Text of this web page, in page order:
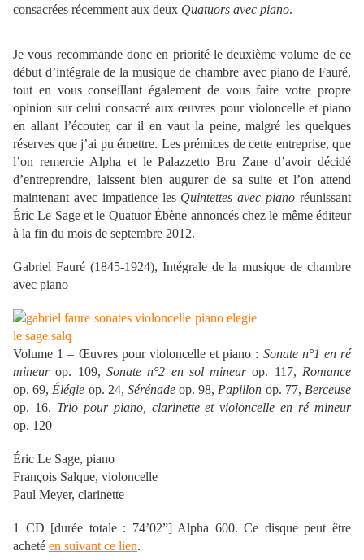
consacrées récemment aux deux Quatuors avec piano.
Je vous recommande donc en priorité le deuxième volume de ce
début d’intégrale de la musique de chambre avec piano de Fauré,
tout en vous conseillant également de vous faire votre propre
opinion sur celui consacré aux œuvres pour violoncelle et piano
en allant l’écouter, car il en vaut la peine, malgré les quelques
réserves que j’ai pu émettre. Les prémices de cette entreprise, que
l’on remercie Alpha et le Palazzetto Bru Zane d’avoir décidé
d’entreprendre, laissent bien augurer de sa suite et l’on attend
maintenant avec impatience les Quintettes avec piano réunissant
Éric Le Sage et le Quatuor Ébène annoncés chez le même éditeur
à la fin du mois de septembre 2012.
Gabriel Fauré (1845-1924), Intégrale de la musique de chambre
avec piano
Volume 1 – Œuvres pour violoncelle et piano : Sonate n°1 en ré
mineurop. 109, Sonate n°2 en sol mineurop. 117, Romance
op. 69, Élégie op. 24, Sérénadeop. 98, Papillon op. 77, Berceuse
op. 16. Trio pour piano, clarinette et violoncelle en ré mineur
op. 120
Éric Le Sage, piano
François Salque, violoncelle
Paul Meyer, clarinette
1 CD [durée totale : 74’02”] Alpha 600. Ce disque peut être
acheté en suivant ce lien.